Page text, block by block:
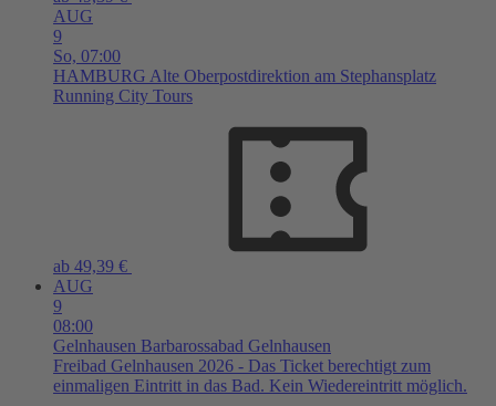
AUG
9
So, 07:00
HAMBURG Alte Oberpostdirektion am Stephansplatz
Running City Tours
ab 49,39 €
AUG
9
08:00
Gelnhausen Barbarossabad Gelnhausen
Freibad Gelnhausen 2026 - Das Ticket berechtigt zum
einmaligen Eintritt in das Bad. Kein Wiedereintritt möglich.